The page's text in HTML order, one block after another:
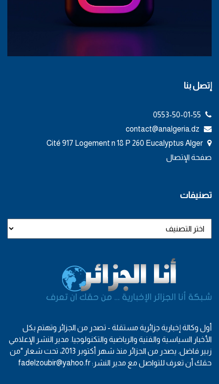
إتصل بنا
صفحة الإتصال
تصنيفات
أول وكالة إخبارية جزائرية مستقلة - تصدر من الجزائر وتهتم بكل
الأخبار السياسية والفنية والرياضية والتكنولوجيا. مدير النشر الإعلامي
زبير فاضل. يصدر من الجزائر منذ شهر أكتوبر 2013، تحت شعار "من
حقك أن تعرف للتواصل مع مدير النشر: fadelzoubir@yahoo.fr